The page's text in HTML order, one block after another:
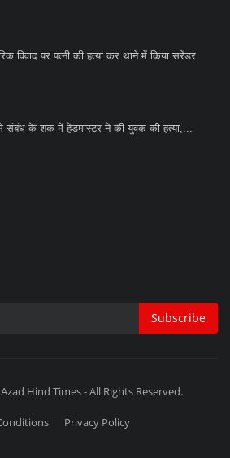
विवाद पर पत्नी की हत्या कर थाने में किया सरेंडर
संबंध के शक में हेडमास्टर ने की युवक की हत्या,...
Subscribe
Hind Times - All Rights Reserved.
Privacy Policy